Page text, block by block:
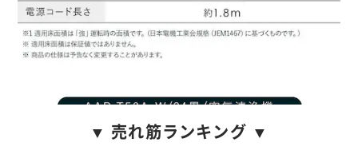
▼ 売れ筋ランキング ▼